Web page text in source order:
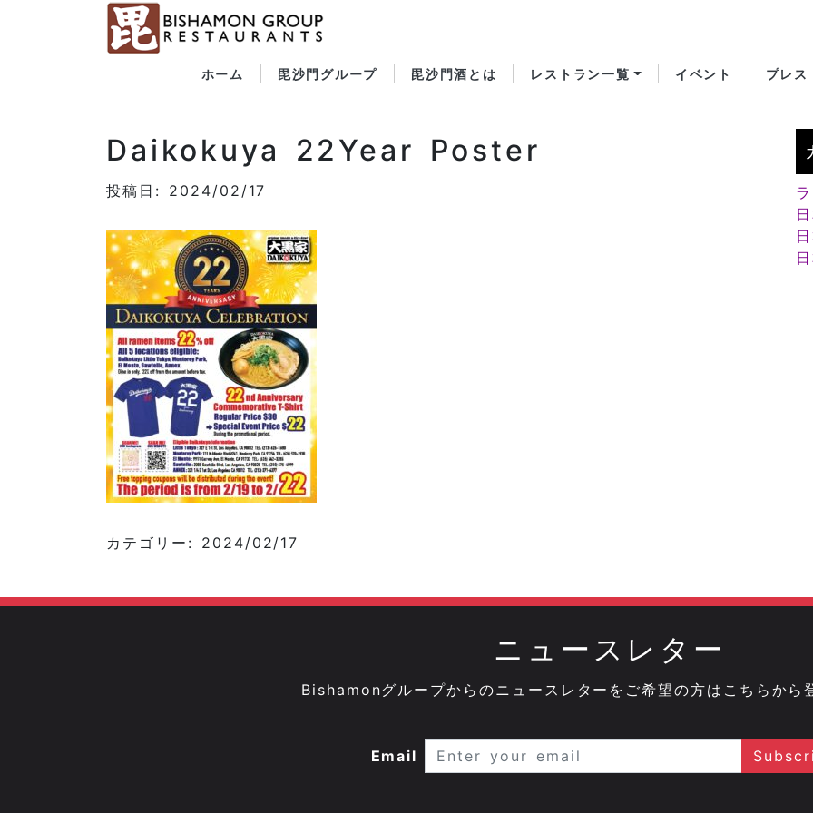
ホーム 毘沙門グループ 毘沙門酒とは レストラン一覧 イベント プレス
Daikokuya 22Year Poster
投稿日: 2024/02/17
カテゴリー: 2024/02/17
ニュースレター
Bishamonグループからのニュースレターをご希望の方はこちらから
Email